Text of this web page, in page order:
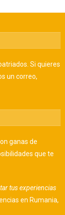
Si quieres
un correo,
ganas de
que te
tus experiencias
en Rumania,